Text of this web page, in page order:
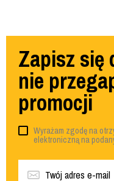
Zapisz się
nie
promocji
Wyrażam zgodę na
elektroniczną na